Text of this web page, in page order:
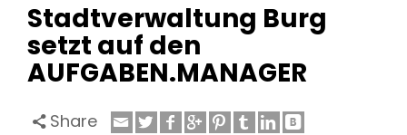
Stadtverwaltung Burg
setzt auf den
AUFGABEN.MANAGER
Share